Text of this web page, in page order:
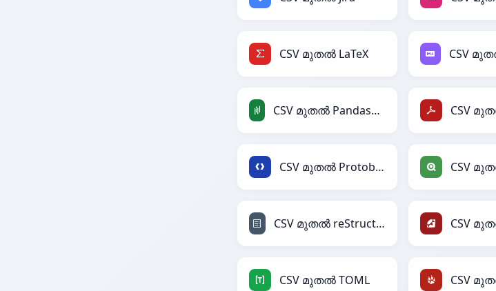
CSV മുതൽ LaTeX
CSV മുതൽ PandasDataFrame CSV
CSV മുതൽ Protobuf CSV
CSV മുതൽ reStructuredText CSV
CSV മുതൽ TOML CSV